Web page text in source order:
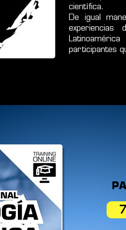
científica.
De igual
experiencias
participantes